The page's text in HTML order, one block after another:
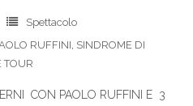
Spettacolo
RUFFINI SINDROME DI
TOUR
CON PAOLO RUFFINI E 3